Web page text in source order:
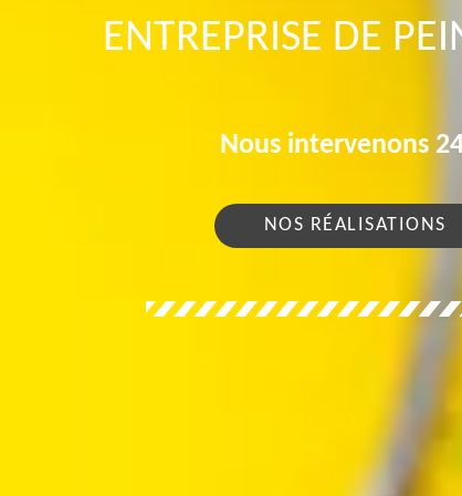
ENTREPRISE DE
Nous intervenons
NOS RÉALISATIONS